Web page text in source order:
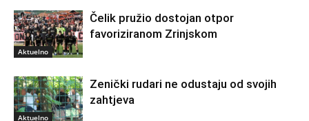
Aktuelno
Čelik pružio dostojan otpor
favoriziranom Zrinjskom
Aktuelno
Zenički rudari ne odustaju od svojih
zahtjeva